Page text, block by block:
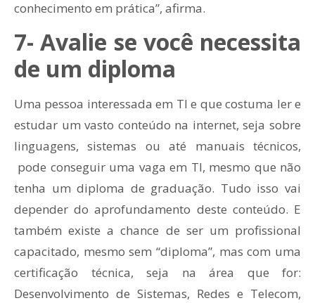
conhecimento em prática”, afirma.
7- Avalie se você necessita
de um diploma
Uma pessoa interessada em TI e que costuma ler e
estudar um vasto conteúdo na internet, seja sobre
linguagens, sistemas ou até manuais técnicos,
pode conseguir uma vaga em TI, mesmo que não
tenha um diploma de graduação. Tudo isso vai
depender do aprofundamento deste conteúdo. E
também existe a chance de ser um profissional
capacitado, mesmo sem “diploma”, mas com uma
certificação técnica, seja na área que for:
Desenvolvimento de Sistemas, Redes e Telecom,